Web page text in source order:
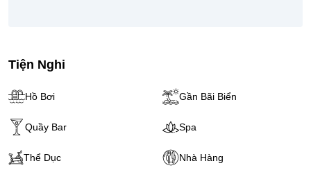
Tiện Nghi
Hồ Bơi Gần Bãi Biển
Quầy Bar Spa
Thể Dục Nhà Hàng